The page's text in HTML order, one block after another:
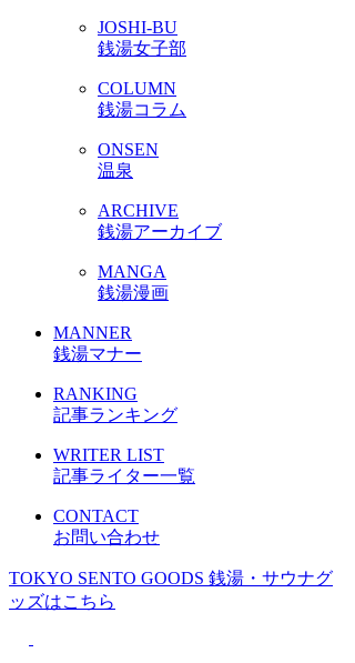
JOSHI-BU
銭湯女子部
COLUMN
銭湯コラム
ONSEN
温泉
ARCHIVE
銭湯アーカイブ
MANGA
銭湯漫画
MANNER
銭湯マナー
RANKING
記事ランキング
WRITER LIST
記事ライター一覧
CONTACT
お問い合わせ
TOKYO SENTO GOODS 銭湯・サウナグ
ッズはこちら